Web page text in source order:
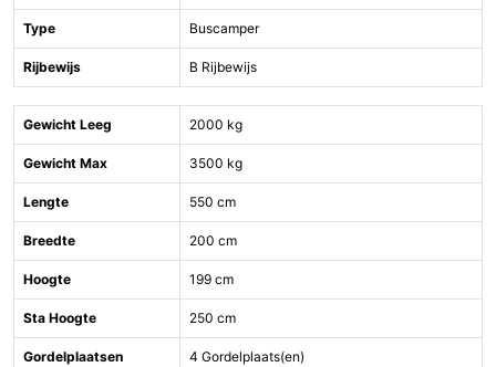
Type Buscamper
Rijbewijs B Rijbewijs
Gewicht Leeg 2000 kg
Gewicht Max 3500 kg
Lengte 550 cm
Breedte 200 cm
Hoogte 199 cm
Sta Hoogte 250 cm
Gordelplaatsen 4 Gordelplaats(en)